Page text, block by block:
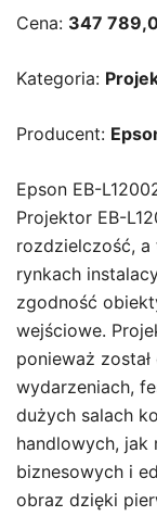
Cena: 347
Kategoria:
Producent:
Epson EB-
Projektor EB-
rozdzielczość,
rynkach
zgodność
wejściowe.
ponieważ
wydarzeniach,
dużych salach
handlowych,
biznesowych i
obraz dzięki